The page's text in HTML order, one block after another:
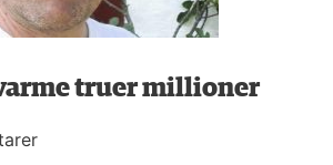
truer millioner